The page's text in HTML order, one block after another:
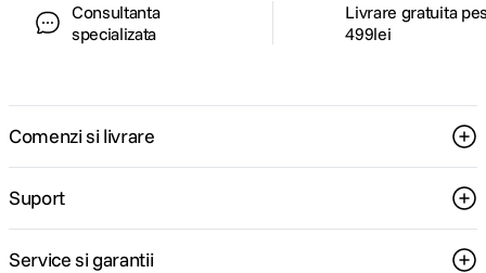
Consultanta
specializata
Livrare gratuita
499lei
Comenzi si livrare
Suport
Service si garantii